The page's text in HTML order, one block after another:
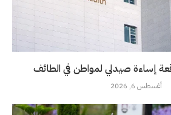
إساءة صيدلي لمواطن في الطائف
أغسطس 6, 2026